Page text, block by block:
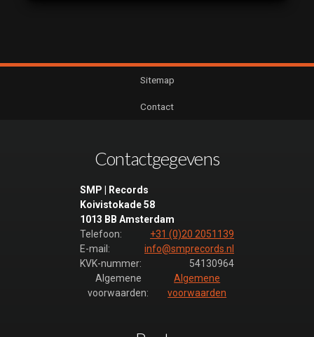
Sitemap
Contact
Contactgegevens
SMP | Records
Koivistokade 58
1013 BB Amsterdam
Telefoon:
+31 (0)20 2051139
E-mail:
info@smprecords.nl
KVK-nummer:
54130964
Algemene
voorwaarden:
Algemene
voorwaarden